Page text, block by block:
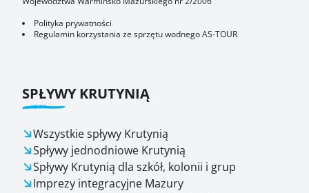
Polityka prywatności
Regulamin korzystania ze sprzętu wodnego AS-TOUR
SPŁYWY KRUTYNIĄ
Wszystkie spływy Krutynią
Spływy jednodniowe Krutynią
Spływy Krutynią dla szkół, kolonii i grup
Imprezy integracyjne Mazury